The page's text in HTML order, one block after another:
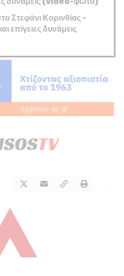
Στεφάνι Κορινθίας –
επίγειες δυνάμεις